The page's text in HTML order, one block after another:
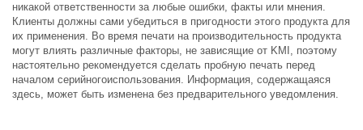
никакой ответственности за любые ошибки, факты или мнения.
Клиенты должны сами убедиться в пригодности этого продукта для
их применения. Во время печати на производительность продукта
могут влиять различные факторы, не зависящие от KMI, поэтому
настоятельно рекомендуется сделать пробную печать перед
началом серийногоиспользования. Информация, содержащаяся
здесь, может быть изменена без предварительного уведомления.